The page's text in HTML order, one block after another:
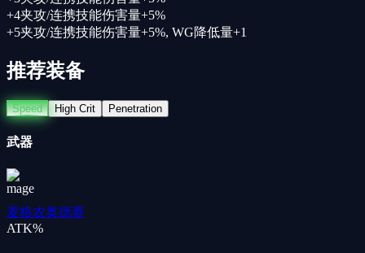
+4夹攻/连携技能伤害量+5%
+5夹攻/连携技能伤害量+5%, WG降低量+1
推荐装备
Speed High Crit Penetration
武器
麦格农奥德赛
ATK%